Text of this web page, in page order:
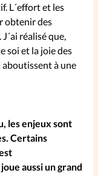
L´effort et les
obtenir des
réalisé que,
soi et la joie des
à une
les enjeux sont
Certains
aussi un grand